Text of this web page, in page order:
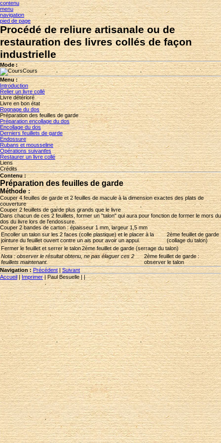
contenu
menu
navigation
pied de page
Procédé de reliure artisanale ou de
restauration des livres collés de façon
industrielle
Mode :
Cours
Menu :
Introduction
Relier un livre collé
Livre détérioré
Livre en bon état
Rognage du dos
Préparation des feuilles de garde
Préparation encollage du dos
Encollage du dos
Derniers feuillets de garde
Endossure
Rubans et mousseline
Opérations suivantes
Restaurer un livre collé
Liens
Crédits
Contenu :
Préparation des feuilles de garde
Méthode:
Couper 4 feuilles de garde et 2 feuilles de macule à la dimension exactes des plats de
couverture
Couper 2 feuillets de garde plus grands que le livre
Dans chacun de ces 2 feuillets, former un "talon" qui aura pour fonction de former le mors du
dos du livre lors de l'endossure.
Couper 2 bandes de carton : épaisseur 1 mm, largeur 1,5 mm
Encoller un talon sur les 2 faces (colle plastique) et le placer à la
jointure du feuillet ouvert contre un ais pour avoir un appui.
2ème feuillet de garde
(collage du talon)
Fermer le feuillet et serrer le talon2ème feuillet de garde (serrage du talon)
Nota : observer le résultat obtenu, ne pas élaguer ces 2
feuillets maintenant.
2ème feuillet de garde :
observer le talon
Navigation :Précédent|Suivant
Accueil | Imprimer|Paul Besuelle ||